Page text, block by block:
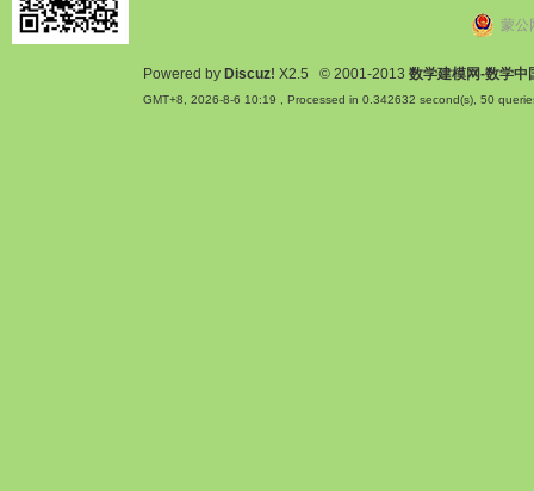
蒙公
Powered by Discuz! X2.5 © 2001-2013 数学建模网-数学中
GMT+8, 2026-8-6 10:19 , Processed in 0.342632 second(s), 50